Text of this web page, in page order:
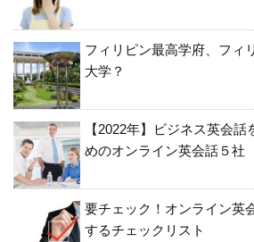
フィリピン最高学府、フィ
大学？
【2022年】ビジネス英会
めのオンライン英会話５社
要チェック！オンライン英
するチェックリスト